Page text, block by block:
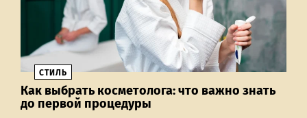
СТИЛЬ
Как выбрать косметолога: что важно знать
до первой процедуры